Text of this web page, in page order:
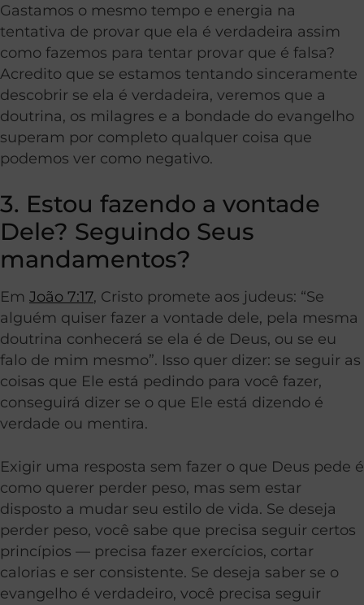
Gastamos o mesmo tempo e energia na
tentativa de provar que ela é verdadeira assim
como fazemos para tentar provar que é falsa?
Acredito que se estamos tentando sinceramente
descobrir se ela é verdadeira, veremos que a
doutrina, os milagres e a bondade do evangelho
superam por completo qualquer coisa que
podemos ver como negativo.
3. Estou fazendo a vontade
Dele? Seguindo Seus
mandamentos?
Em João 7:17, Cristo promete aos judeus: “Se
alguém quiser fazer a vontade dele, pela mesma
doutrina conhecerá se ela é de Deus, ou se eu
falo de mim mesmo”. Isso quer dizer: se seguir as
coisas que Ele está pedindo para você fazer,
conseguirá dizer se o que Ele está dizendo é
verdade ou mentira.
Exigir uma resposta sem fazer o que Deus pede é
como querer perder peso, mas sem estar
disposto a mudar seu estilo de vida. Se deseja
perder peso, você sabe que precisa seguir certos
princípios — precisa fazer exercícios, cortar
calorias e ser consistente. Se deseja saber se o
evangelho é verdadeiro, você precisa seguir